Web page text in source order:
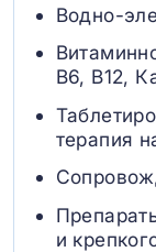
Водно-
B6, В12,
терапия
и